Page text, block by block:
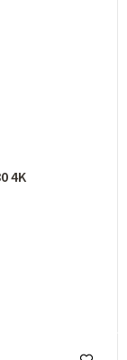
4K